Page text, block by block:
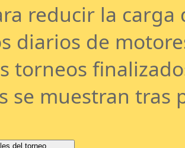
reducir la
diarios de
torneos
se muestran tras